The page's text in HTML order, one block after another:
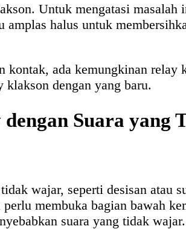
Untuk mengatasi
halus untuk
kontak, ada kemungkinan
dengan yang baru.
Suara yang
wajar, seperti desisan atau
membuka bagian bawah
suara yang tidak wajar.